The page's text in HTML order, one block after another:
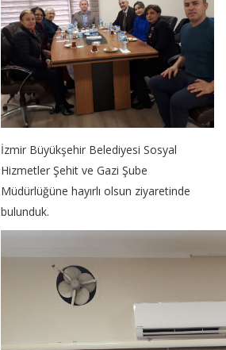
İzmir Büyükşehir Belediyesi Sosyal
Hizmetler Şehit ve Gazi Şube
Müdürlüğüne hayırlı olsun ziyaretinde
bulunduk.